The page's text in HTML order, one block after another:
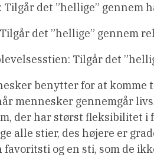
det ”hellige” gennem
det ”hellige” gennem
Tilgår det
benytter for at
mennesker gennemgår
der har størst fleksibilitet i
alle stier, des højere er
og en sti, som de